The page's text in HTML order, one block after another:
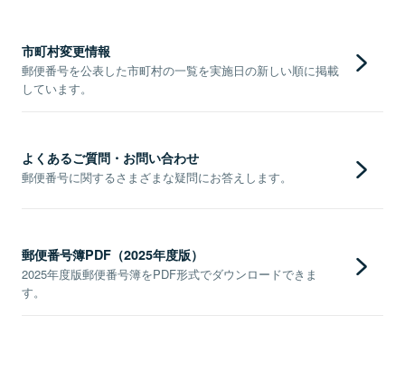
市町村変更情報
郵便番号を公表した市町村の一覧を実施日の新しい順に掲載
しています。
よくあるご質問・お問い合わせ
郵便番号に関するさまざまな疑問にお答えします。
郵便番号簿PDF（2025年度版）
2025年度版郵便番号簿をPDF形式でダウンロードできま
す。